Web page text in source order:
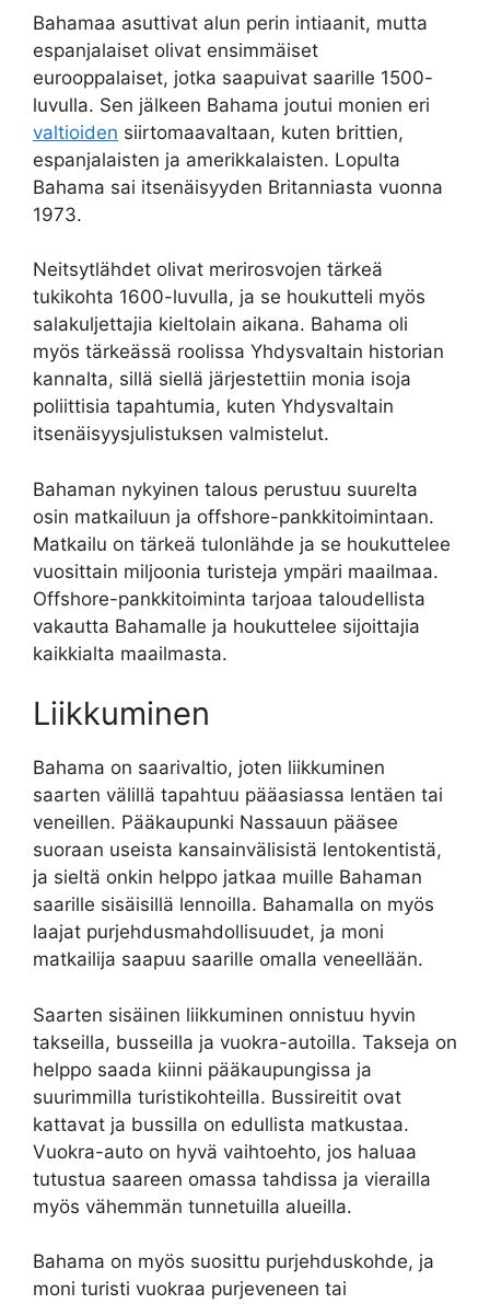
Bahamaa asuttivat alun perin intiaanit, mutta
espanjalaiset olivat ensimmäiset
eurooppalaiset, jotka saapuivat saarille 1500-
luvulla. Sen jälkeen Bahama joutui monien eri
valtioiden siirtomaavaltaan, kuten brittien,
espanjalaisten ja amerikkalaisten. Lopulta
Bahama sai itsenäisyyden Britanniasta vuonna
1973.
Neitsytlähdet olivat merirosvojen tärkeä
tukikohta 1600-luvulla, ja se houkutteli myös
salakuljettajia kieltolain aikana. Bahama oli
myös tärkeässä roolissa Yhdysvaltain historian
kannalta, sillä siellä järjestettiin monia isoja
poliittisia tapahtumia, kuten Yhdysvaltain
itsenäisyysjulistuksen valmistelut.
Bahaman nykyinen talous perustuu suurelta
osin matkailuun ja offshore-pankkitoimintaan.
Matkailu on tärkeä tulonlähde ja se houkuttelee
vuosittain miljoonia turisteja ympäri maailmaa.
Offshore-pankkitoiminta tarjoaa taloudellista
vakautta Bahamalle ja houkuttelee sijoittajia
kaikkialta maailmasta.
Liikkuminen
Bahama on saarivaltio, joten liikkuminen
saarten välillä tapahtuu pääasiassa lentäen tai
veneillen. Pääkaupunki Nassauun pääsee
suoraan useista kansainvälisistä lentokentistä,
ja sieltä onkin helppo jatkaa muille Bahaman
saarille sisäisillä lennoilla. Bahamalla on myös
laajat purjehdusmahdollisuudet, ja moni
matkailija saapuu saarille omalla veneellään.
Saarten sisäinen liikkuminen onnistuu hyvin
takseilla, busseilla ja vuokra-autoilla. Takseja on
helppo saada kiinni pääkaupungissa ja
suurimmilla turistikohteilla. Bussireitit ovat
kattavat ja bussilla on edullista matkustaa.
Vuokra-auto on hyvä vaihtoehto, jos haluaa
tutustua saareen omassa tahdissa ja vierailla
myös vähemmän tunnetuilla alueilla.
Bahama on myös suosittu purjehduskohde, ja
moni turisti vuokraa purjeveneen tai